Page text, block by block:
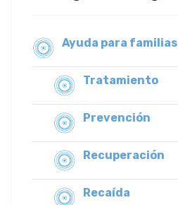
Ayuda para familias
Tratamiento
Prevención
Recuperación
Recaída